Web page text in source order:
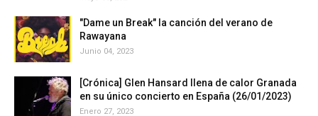
"Dame un Break" la canción del verano de
Rawayana
Junio 04, 2023
[Crónica] Glen Hansard llena de calor Granada
en su único concierto en España (26/01/2023)
Enero 27, 2023